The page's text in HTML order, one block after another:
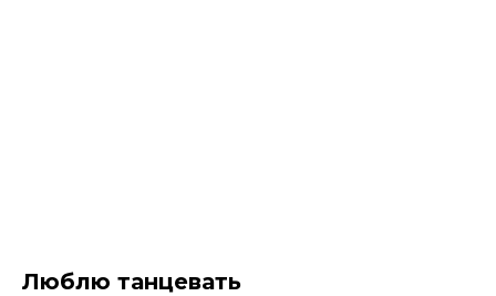
Люблю танцевать